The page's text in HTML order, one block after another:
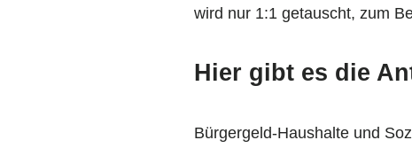
wird nur 1:1 getauscht, zum
Hier gibt es die
Bürgergeld-Haushalte und